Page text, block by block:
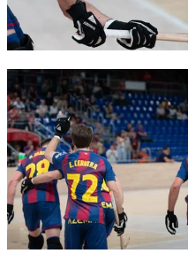
FC Barcelona club badge